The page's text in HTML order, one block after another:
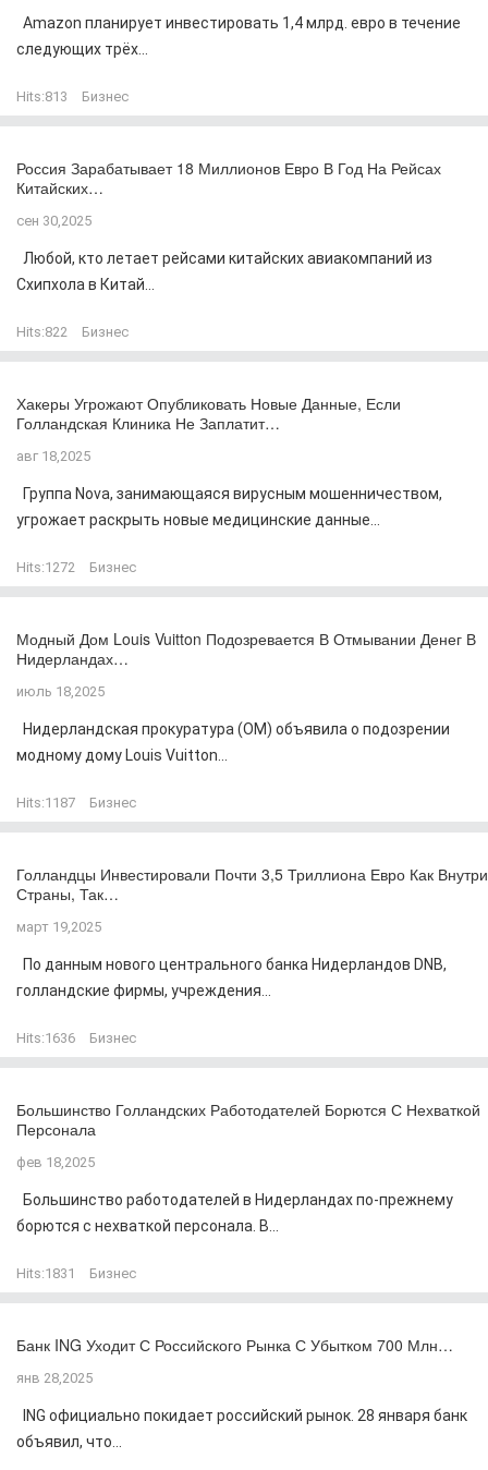
Amazon планирует инвестировать 1,4 млрд. евро в течение
следующих трёх...
Hits:813 Бизнес
Россия Зарабатывает 18 Миллионов Евро В Год На Рейсах
Китайских…
сен 30,2025
Любой, кто летает рейсами китайских авиакомпаний из
Схипхола в Китай...
Hits:822 Бизнес
Хакеры Угрожают Опубликовать Новые Данные, Если
Голландская Клиника Не Заплатит…
авг 18,2025
Группа Nova, занимающаяся вирусным мошенничеством,
угрожает раскрыть новые медицинские данные...
Hits:1272 Бизнес
Модный Дом Louis Vuitton Подозревается В Отмывании Денег В
Нидерландах…
июль 18,2025
Нидерландская прокуратура (OM) объявила о подозрении
модному дому Louis Vuitton...
Hits:1187 Бизнес
Голландцы Инвестировали Почти 3,5 Триллиона Евро Как Внутри
Страны, Так…
март 19,2025
По данным нового центрального банка Нидерландов DNB,
голландские фирмы, учреждения...
Hits:1636 Бизнес
Большинство Голландских Работодателей Борются С Нехваткой
Персонала
фев 18,2025
Большинство работодателей в Нидерландах по-прежнему
борются с нехваткой персонала. В...
Hits:1831 Бизнес
Банк ING Уходит С Российского Рынка С Убытком 700 Млн…
янв 28,2025
ING официально покидает российский рынок. 28 января банк
объявил, что...